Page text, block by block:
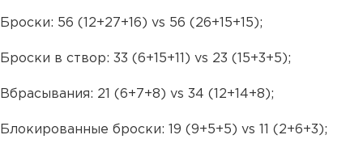
Броски: 56 (12+27+16) vs 56 (26+15+15);
Броски в створ: 33 (6+15+11) vs 23 (15+3+5);
Вбрасывания: 21 (6+7+8) vs 34 (12+14+8);
Блокированные броски: 19 (9+5+5) vs 11 (2+6+3);